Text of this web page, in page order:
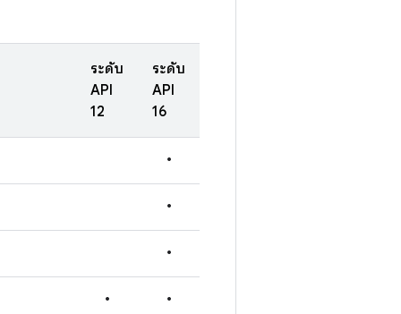
ระดับ
API
12
ระดับ
API
16
•
•
•
• •